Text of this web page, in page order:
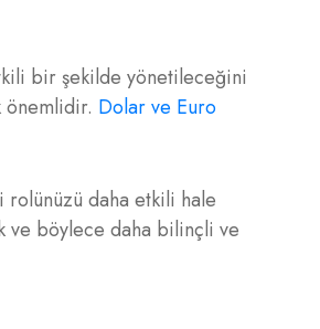
bir şekilde yönetileceğini
Dolar ve Euro
daha etkili hale
ve böylece daha bilinçli ve